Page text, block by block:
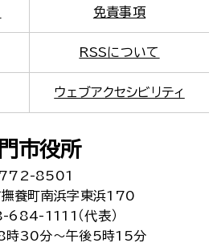
免責事項
RSSについて
ウェブアクセシビリティ
市役所
772-8501
撫養町南浜字東浜170
1111（代表）
8時30分～午後5時15分